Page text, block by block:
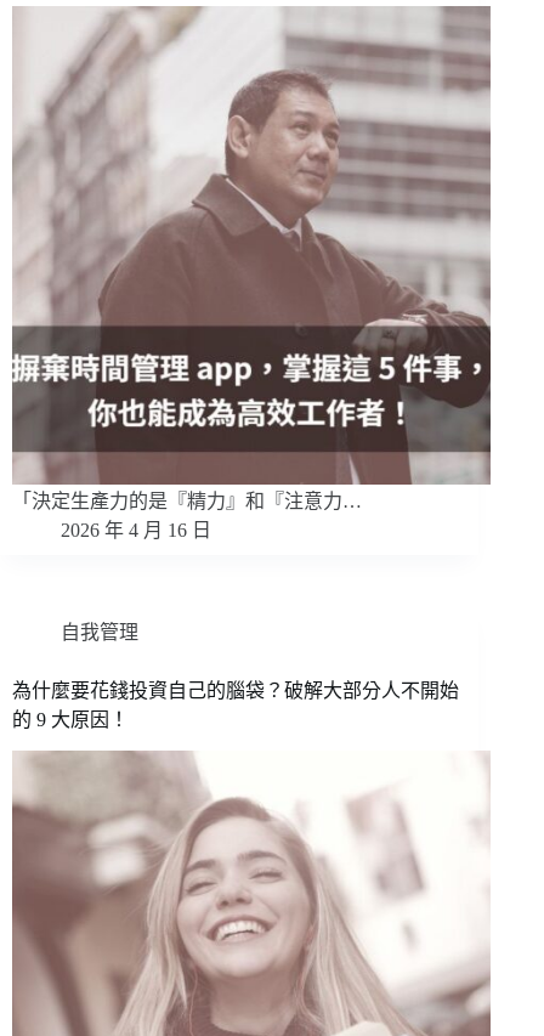
「決定生產力的是『精力』和『注意力…
2026 年 4 月 16 日
自我管理
為什麼要花錢投資自己的腦袋？破解大部分人不開始
的 9 大原因！